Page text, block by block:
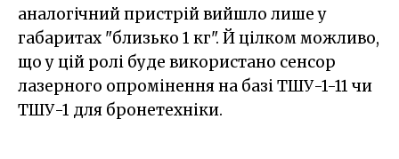
аналогічний пристрій вийшло лише у
габаритах "близько 1 кг". Й цілком можливо,
що у цій ролі буде використано сенсор
лазерного опромінення на базі ТШУ-1-11 чи
ТШУ-1 для бронетехніки.